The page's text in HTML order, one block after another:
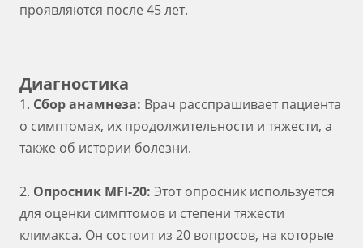
проявляются после 45 лет.
Диагностика
1. Сбор анамнеза: Врач расспрашивает пациента
о симптомах, их продолжительности и тяжести, а
также об истории болезни.
2. Опросник MFI-20: Этот опросник используется
для оценки симптомов и степени тяжести
климакса. Он состоит из 20 вопросов, на которые